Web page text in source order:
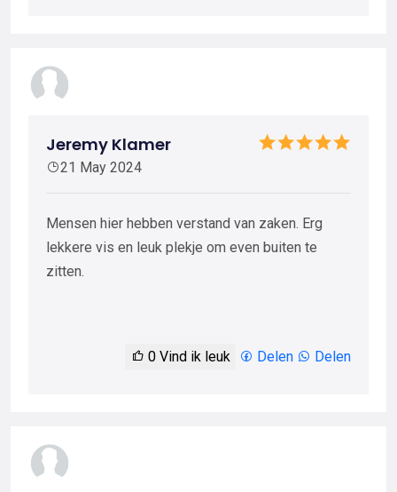
Jeremy Klamer
21 May 2024
Mensen hier hebben verstand van zaken. Erg
lekkere vis en leuk plekje om even buiten te
zitten.
0 Vind ik leuk Delen Delen